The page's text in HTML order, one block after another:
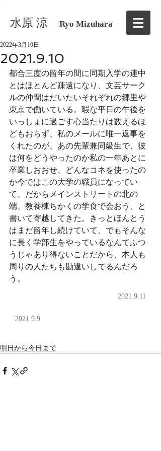
水原 涼 Ryo Mizuhara
2021.9.10
2022年3月10日
都合三度の留年の間に同期入学の連中
とはほとんど疎遠になり、文芸サーク
ルの仲間はだいたいそれぞれの郷里や
東京で働いている。暇な平日の午後を
いっしょに過ごす心当たりは数えるほ
どもおらず、私のメールに唯一返事を
くれたのが、あの先輩兼同級生で、彼
は何をどうやったのか私の一年あとに
卒業しおおせ、どんなコネを使ったの
か今ではこの大学の職員になってい
て、だからメインストリートの北の
端、教養棟ちかくの学食で会おう、と
書いて寄越してきた。きっとほんとう
はまだ留年し続けていて、でもそんな
に長く学部生をやっているなんてふつ
うじゃあり得ないことだから、本人も
周りの人たちも勘違いしてるんだろ
う。
2021.9.11
2021.9.9
明日から今日まで